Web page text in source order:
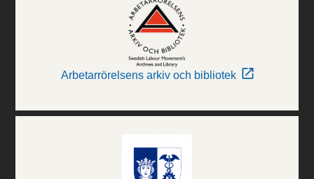
Arbetarrörelsens arkiv och bibliotek